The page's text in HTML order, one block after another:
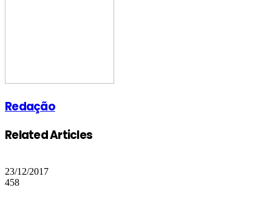
Redação
Related Articles
23/12/2017
458